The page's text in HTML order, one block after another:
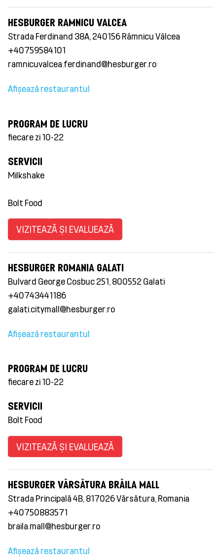
HESBURGER RAMNICU VALCEA
Strada Ferdinand 38A, 240156 Râmnicu Vâlcea
+40759584101
ramnicuvalcea.ferdinand@hesburger.ro
Afișează restaurantul
PROGRAM DE LUCRU
fiecare zi 10-22
SERVICII
Milkshake
Bolt Food
VIZITEAZĂ ȘI EVALUEAZĂ
HESBURGER ROMANIA GALATI
Bulvard George Cosbuc 251, 800552 Galati
+40743441186
galati.citymall@hesburger.ro
Afișează restaurantul
PROGRAM DE LUCRU
fiecare zi 10-22
SERVICII
Bolt Food
VIZITEAZĂ ȘI EVALUEAZĂ
HESBURGER VĂRSĂTURA BRĂILA MALL
Strada Principală 4B, 817026 Vărsătura, Romania
+40750883571
braila.mall@hesburger.ro
Afișează restaurantul